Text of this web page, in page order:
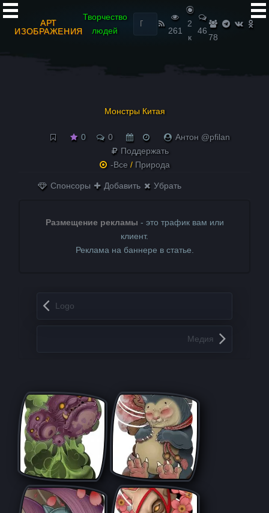
АРТ
ИЗОБРАЖЕНИЯ
Творчество
людей
Найти:
261
2
к
46
78
Монстры Китая
0 0
Антон @pfilan
Поддержать
-Все / Природа
Спонсоры Добавить Убрать
Размещение рекламы - это трафик вам или
клиент.
Реклама на баннере в статье.
Запись навигация
Logo
Медия